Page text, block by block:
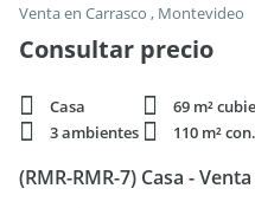
Venta en Carrasco , Montevideo
Consultar precio
Casa 69 m²
3 ambientes
(RMR-RMR-7) Casa -